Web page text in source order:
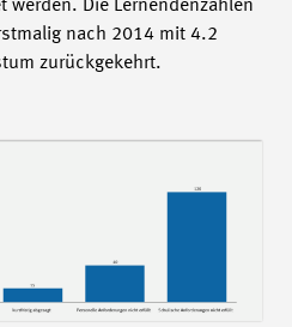
werden. Die Lernendenzahlen
nach 2014 mit 4.2
zurückgekehrt.